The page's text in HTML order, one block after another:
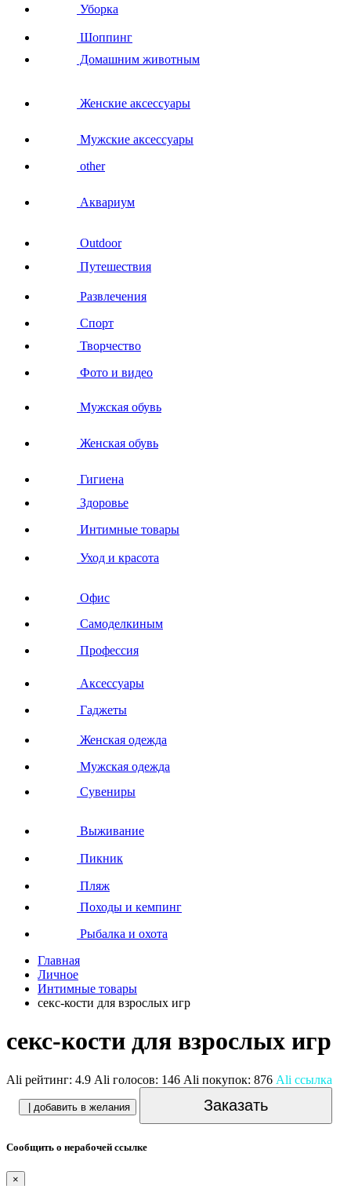
Уборка
Шоппинг
Домашним животным
Женские аксессуары
Мужские аксессуары
other
Аквариум
Outdoor
Путешествия
Развлечения
Спорт
Творчество
Фото и видео
Мужская обувь
Женская обувь
Гигиена
Здоровье
Интимные товары
Уход и красота
Офис
Самоделкиным
Профессия
Аксессуары
Гаджеты
Женская одежда
Мужская одежда
Сувениры
Выживание
Пикник
Пляж
Походы и кемпинг
Рыбалка и охота
Главная
Личное
Интимные товары
секс-кости для взрослых игр
секс-кости для взрослых игр
Ali рейтинг: 4.9 Ali голосов: 146 Ali покупок: 876 Ali ссылка
| добавить в желания Заказать
Сообщить о нерабочей ссылке
×